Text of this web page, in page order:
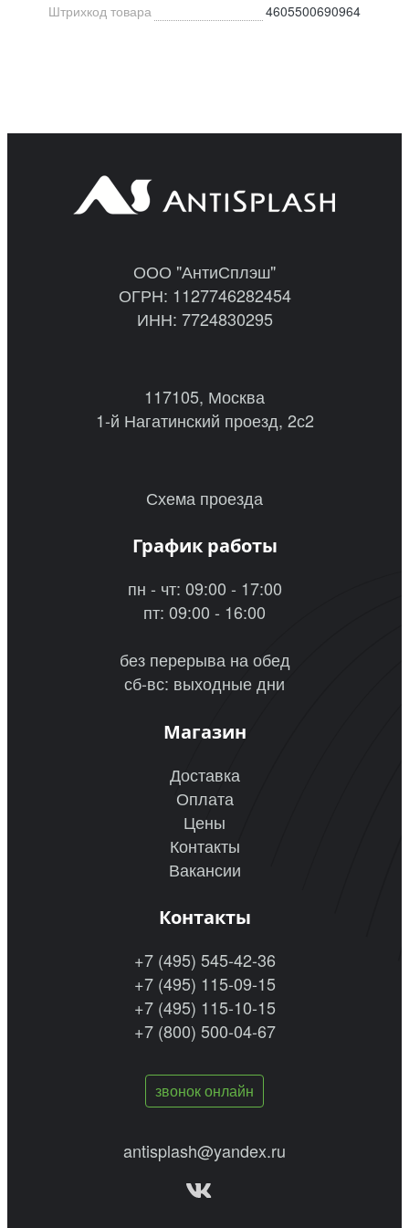
Штрихкод товара 4605500690964
ООО "АнтиСплэш"
ОГРН: 1127746282454
ИНН: 7724830295
117105, Москва
1-й Нагатинский проезд, 2с2
Схема проезда
График работы
пн - чт: 09:00 - 17:00
пт: 09:00 - 16:00
без перерыва на обед
сб-вс: выходные дни
Магазин
Доставка
Оплата
Цены
Контакты
Вакансии
Контакты
+7 (495) 545-42-36
+7 (495) 115-09-15
+7 (495) 115-10-15
+7 (800) 500-04-67
звонок онлайн
antisplash@yandex.ru